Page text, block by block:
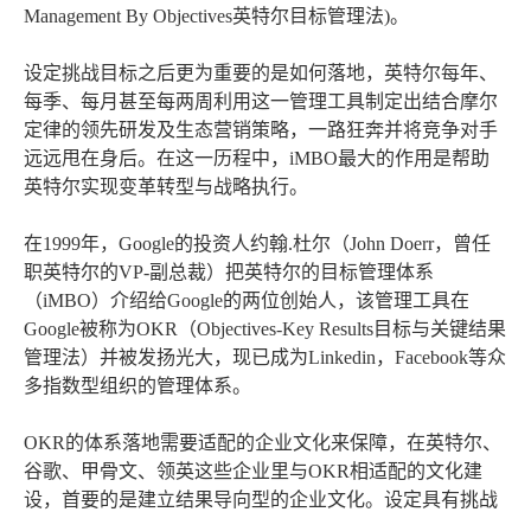
Management By Objectives英特尔目标管理法)。
设定挑战目标之后更为重要的是如何落地，英特尔每年、
每季、每月甚至每两周利用这一管理工具制定出结合摩尔
定律的领先研发及生态营销策略，一路狂奔并将竞争对手
远远甩在身后。在这一历程中，iMBO最大的作用是帮助
英特尔实现变革转型与战略执行。
在1999年，Google的投资人约翰.杜尔（John Doerr，曾任
职英特尔的VP-副总裁）把英特尔的目标管理体系
（iMBO）介绍给Google的两位创始人，该管理工具在
Google被称为OKR（Objectives-Key Results目标与关键结果
管理法）并被发扬光大，现已成为Linkedin，Facebook等众
多指数型组织的管理体系。
OKR的体系落地需要适配的企业文化来保障，在英特尔、
谷歌、甲骨文、领英这些企业里与OKR相适配的文化建
设，首要的是建立结果导向型的企业文化。设定具有挑战